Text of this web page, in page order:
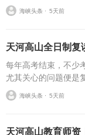
会合理规划日程，难
读家庭来到广州择校
海峡头条 ⋅ 5天前
天河高山全日制复
每年高考结束，不少
尤其关心的问题便是
单重复过往的学习内
合适的学习环境、科
海峡头条 ⋅ 5天前
天河高山教育师资